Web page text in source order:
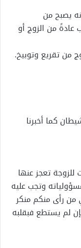
يصبح من
عادةً من الزوج أو
من تقريع وتوبيخ.
كما أخبرنا
تعجز عنها
وتجب عليه
من رأى منكم منكر
لم يستطع فبقلبه